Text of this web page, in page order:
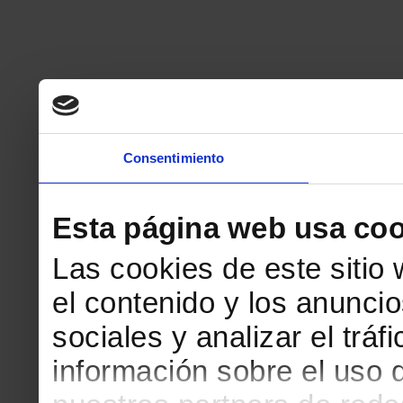
Consentimiento
Esta página web usa
Las cookies de este sitio
el contenido y los
sociales y analizar el
información sobre el uso